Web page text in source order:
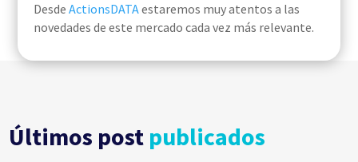
Desde ActionsDATAestaremos muy atentos a las
novedades de este mercado cada vez más relevante.
Últimos post publicados